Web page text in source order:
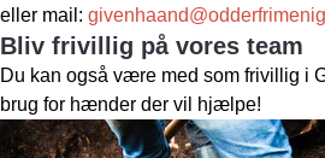
eller mail:
Bliv frivillig på vores team
Du kan også være med som frivillig i
brug for hænder der vil hjælpe!